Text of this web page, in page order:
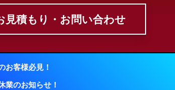
積もり・お問い合わせ
お客様必見！
業のお知らせ！